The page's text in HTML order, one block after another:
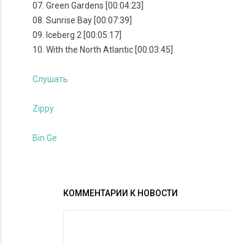
07. Green Gardens [00:04:23]
08. Sunrise Bay [00:07:39]
09. Iceberg 2 [00:05:17]
10. With the North Atlantic [00:03:45]
Слушать
Zippy
Bin.Ge
КОММЕНТАРИИ К НОВОСТИ